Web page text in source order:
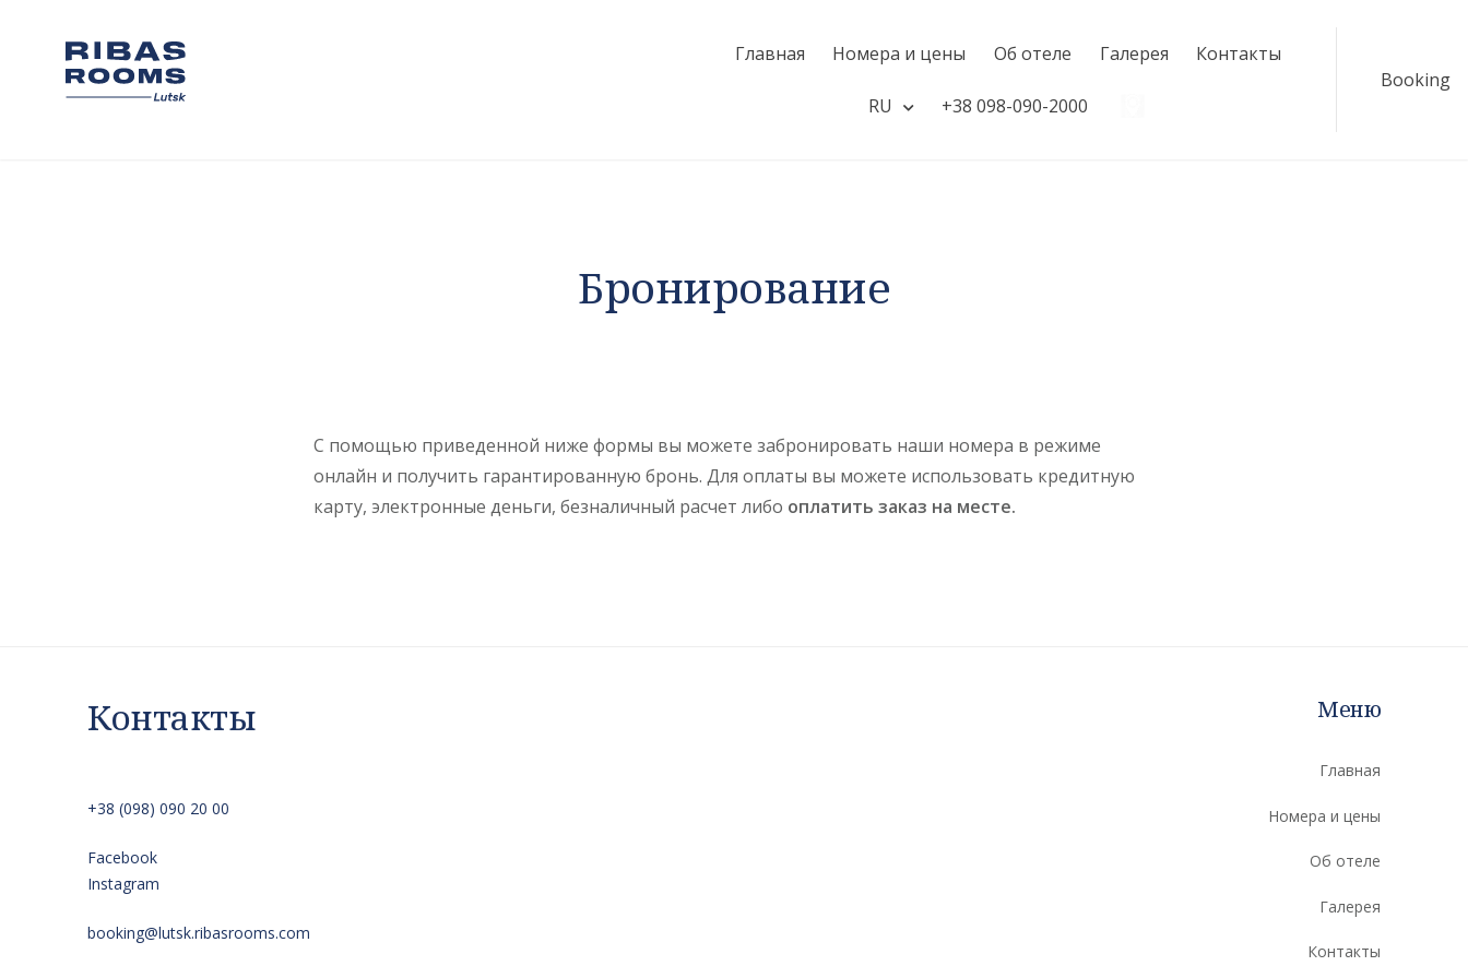
Главная Номера и цены Об отеле Галерея Контакты
RU +38 098-090-2000
Booking
Бронирование
С помощью приведенной ниже формы вы можете забронировать наши номера в режиме
онлайн и получить гарантированную бронь. Для оплаты вы можете использовать кредитную
карту, электронные деньги, безналичный расчет либо оплатить заказ на месте.
Контакты
+38 (098) 090 20 00
Facebook
Instagram
booking@lutsk.ribasrooms.com
Меню
Главная
Номера и цены
Об отеле
Галерея
Контакты